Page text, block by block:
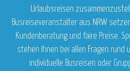
Urlaubsreisen
Busreiseveranstalter aus NRW
Kundenberatung und faire Preise.
stehen Ihnen bei allen Fragen rund
individuelle Busreisen oder